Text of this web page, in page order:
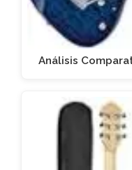
Análisis